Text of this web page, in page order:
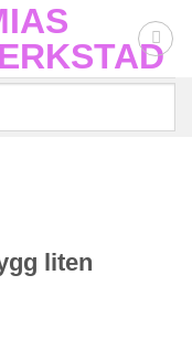
liten